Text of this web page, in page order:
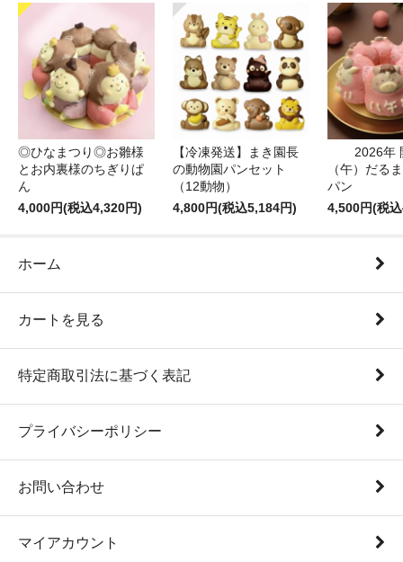
◎ひなまつり◎お雛様
とお内裏様のちぎりぱ
ん
4,000円(税込4,320円)
【冷凍発送】まき園長
の動物園パンセット
（12動物）
4,800円(税込5,184円)
2026年
（午）だる
パン
4,500円(税
ホーム
カートを見る
特定商取引法に基づく表記
プライバシーポリシー
お問い合わせ
マイアカウント